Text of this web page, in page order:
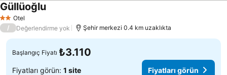
2 Yıldız
Otel
GüllüoğluFiyatları görün
/ Değerlendirme yok Şehir merkezi 0.4 km uzaklıkta
Başlangıç Fiyatı ₺3.110
Fiyatları görün: 1 site Fiyatları görün